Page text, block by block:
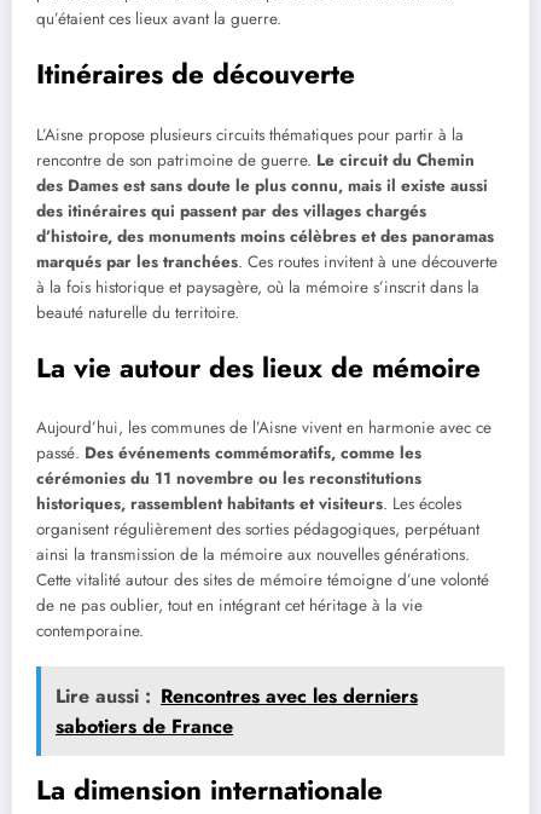
qu’étaient ces lieux avant la guerre.
Itinéraires de découverte
L’Aisne propose plusieurs circuits thématiques pour partir à la
rencontre de son patrimoine de guerre. Le circuit du Chemin
des Dames est sans doute le plus connu, mais il existe aussi
des itinéraires qui passent par des villages chargés
d’histoire, des monuments moins célèbres et des panoramas
marqués par les tranchées. Ces routes invitent à une découverte
à la fois historique et paysagère, où la mémoire s’inscrit dans la
beauté naturelle du territoire.
La vie autour des lieux de mémoire
Aujourd’hui, les communes de l’Aisne vivent en harmonie avec ce
passé. Des événements commémoratifs, comme les
cérémonies du 11 novembre ou les reconstitutions
historiques, rassemblent habitants et visiteurs. Les écoles
organisent régulièrement des sorties pédagogiques, perpétuant
ainsi la transmission de la mémoire aux nouvelles générations.
Cette vitalité autour des sites de mémoire témoigne d’une volonté
de ne pas oublier, tout en intégrant cet héritage à la vie
contemporaine.
Lire aussi : Rencontres avec les derniers
sabotiers de France
La dimension internationale